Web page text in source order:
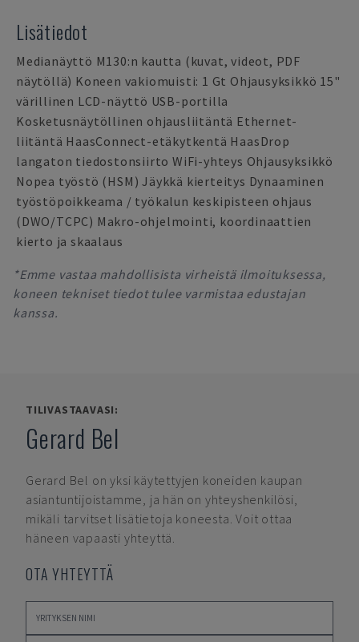
Lisätiedot
Medianäyttö M130:n kautta (kuvat, videot, PDF
näytöllä) Koneen vakiomuisti: 1 Gt Ohjausyksikkö 15"
värillinen LCD-näyttö USB-portilla
Kosketusnäytöllinen ohjausliitäntä Ethernet-
liitäntä HaasConnect-etäkytkentä HaasDrop
langaton tiedostonsiirto WiFi-yhteys Ohjausyksikkö
Nopea työstö (HSM) Jäykkä kierteitys Dynaaminen
työstöpoikkeama / työkalun keskipisteen ohjaus
(DWO/TCPC) Makro-ohjelmointi, koordinaattien
kierto ja skaalaus
*Emme vastaa mahdollisista virheistä ilmoituksessa,
koneen tekniset tiedot tulee varmistaa edustajan
kanssa.
TILIVASTAAVASI:
Gerard Bel
Gerard Bel on yksi käytettyjen koneiden kaupan
asiantuntijoistamme, ja hän on yhteyshenkilösi,
mikäli tarvitset lisätietoja koneesta. Voit ottaa
häneen vapaasti yhteyttä.
OTA YHTEYTTÄ